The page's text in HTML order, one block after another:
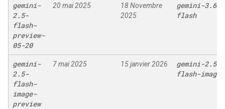
gemini-
2.5-
flash-
preview-
05-20
20 mai 2025
18 Novembre
2025
gemini-3.6-
flash
gemini-
2.5-
flash-
image-
preview
7 mai 2025 15 janvier 2026 gemini-2.5-
flash-image